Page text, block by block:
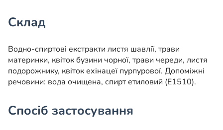
Склад
Водно-спиртові екстракти листя шавлії, трави
материнки, квіток бузини чорної, трави череди, листя
подорожнику, квіток ехінацеї пурпурової. Допоміжні
речовини: вода очищена, спирт етиловий (Е1510).
Спосіб застосування